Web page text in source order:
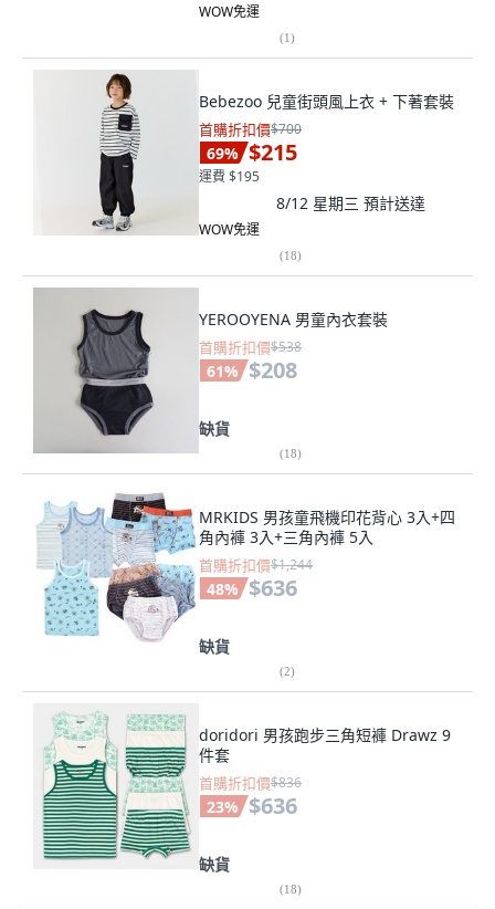
WOW免運
(1)
Bebezoo 兒童街頭風上衣 + 下著套裝
首購折扣價$700
69% $215
運費 $195
8/12 星期三 預計送達
WOW免運
(18)
YEROOYENA 男童內衣套裝
首購折扣價$538
61% $208
缺貨
(18)
MRKIDS 男孩童飛機印花背心 3入+四
角內褲 3入+三角內褲 5入
首購折扣價$1,244
48% $636
缺貨
(2)
doridori 男孩跑步三角短褲 Drawz 9
件套
首購折扣價$836
23% $636
缺貨
(18)